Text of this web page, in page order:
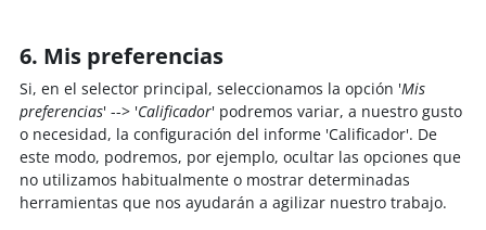
6. Mis preferencias
Si, en el selector principal, seleccionamos la opción 'Mis
preferencias' --> 'Calificador' podremos variar, a nuestro gusto
o necesidad, la configuración del informe 'Calificador'. De
este modo, podremos, por ejemplo, ocultar las opciones que
no utilizamos habitualmente o mostrar determinadas
herramientas que nos ayudarán a agilizar nuestro trabajo.